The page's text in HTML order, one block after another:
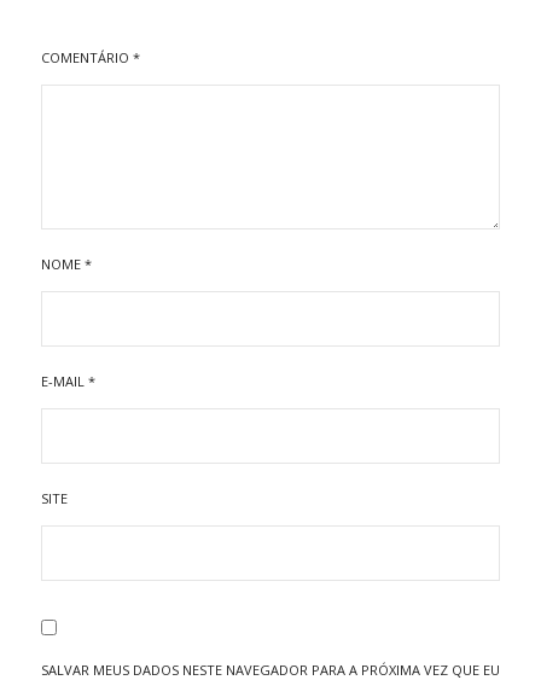
COMENTÁRIO *
NOME *
E-MAIL *
SITE
SALVAR MEUS DADOS NESTE NAVEGADOR PARA A PRÓXIMA VEZ QUE EU